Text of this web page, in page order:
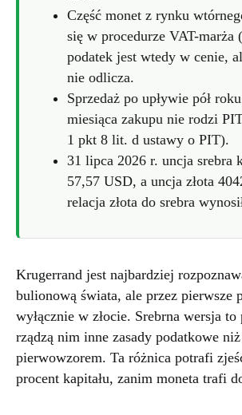
Część monet z rynku
się w procedurze VAT-
podatek jest wtedy w cenie,
nie odlicza.
Sprzedaż po upływie pół
miesiąca zakupu nie rodzi
1 pkt 8 lit. d ustawy o PIT).
31 lipca 2026 r. uncja srebra
57,57 USD, a uncja złota
relacja złota do srebra
Krugerrand jest najbardziej
bulionową świata, ale przez pierwsze
wyłącznie w złocie. Srebrna wersja
rządzą nim inne zasady podatkowe
pierwowzorem. Ta różnica potrafi
procent kapitału, zanim moneta trafi